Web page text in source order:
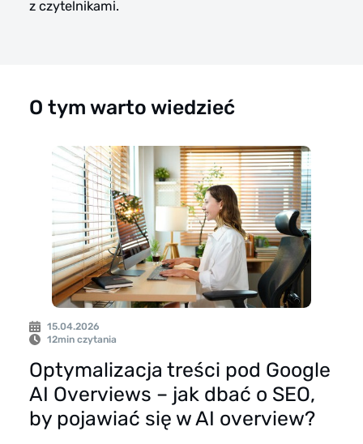
z czytelnikami.
O tym warto wiedzieć
15.04.2026
12min czytania
Optymalizacja treści pod Google
AI Overviews – jak dbać o SEO,
by pojawiać się w AI overview?